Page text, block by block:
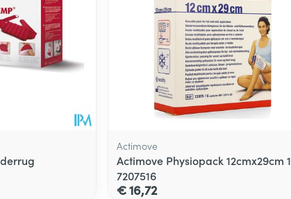
Actimove
Actimove Physiopack 12cmx29cm 1
7207516
€ 16,72